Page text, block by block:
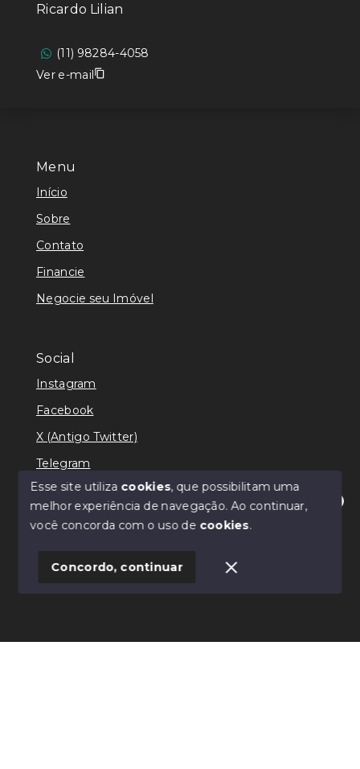
Olá! Estamos disponíveis para te ajudar.
Menu
Início
Sobre
Contato
Financie
Negocie seu Imóvel
Social
Instagram
Facebook
X (Antigo Twitter)
Telegram
© Copyright 2026 - Ricardo Lilian - Todos os direitos
SITE PARA IMOBILIARIA
Ricardo Lilian
(11) 98284-4058
Ver e-mail
Esse site utiliza cookies, que possibilitam uma
melhor experiência de navegação.Ao continuar,
você concorda com o uso de cookies.
Concordo, continuar